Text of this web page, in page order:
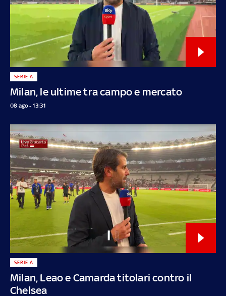
Milan, le ultime tra campo e mercato
SERIE A
08 ago - 13:31
Milan, Leao e Camarda titolari contro il
Chelsea
SERIE A